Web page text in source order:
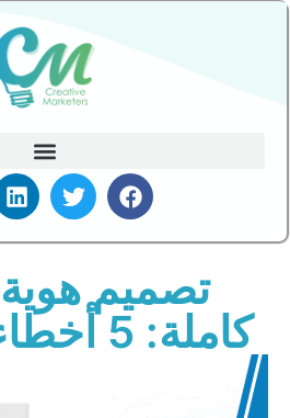
تصميم
كاملة: 5 أخطاء لا تفعلها